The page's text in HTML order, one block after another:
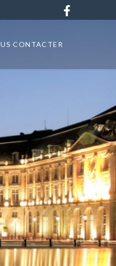
CONTACTER